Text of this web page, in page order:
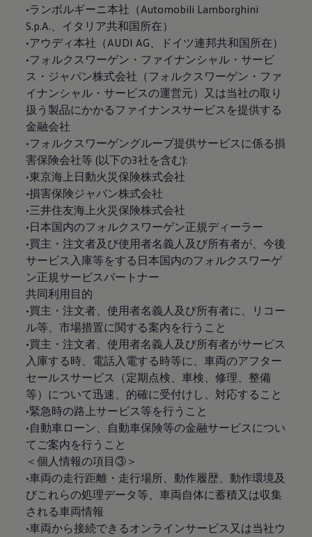
•ランボルギーニ本社（Automobili Lamborghini
S.p.A.、イタリア共和国所在）
•アウディ本社（AUDI AG、ドイツ連邦共和国所在）
•フォルクスワーゲン・ファイナンシャル・サービ
ス・ジャパン株式会社（フォルクスワーゲン・ファ
イナンシャル・サービスの運営元）又は当社の取り
扱う製品にかかるファイナンスサービスを提供する
金融会社
•フォルクスワーゲングループ提供サービスに係る損
害保険会社等 (以下の3社を含む):
•東京海上日動火災保険株式会社
•損害保険ジャパン株式会社
•三井住友海上火災保険株式会社
•日本国内のフォルクスワーゲン正規ディーラー
•買主・注文者及び使用者名義人及び所有者が、今後
サービス入庫等をする日本国内のフォルクスワーゲ
ン正規サービスパートナー
共同利用目的
•買主・注文者、使用者名義人及び所有者に、リコー
ル等、市場措置に関する案内を行うこと
•買主・注文者、使用者名義人及び所有者がサービス
入庫する時、電話入電する時等に、車両のアフター
セールスサービス（定期点検、車検、修理、整備
等）について迅速、的確に受付けし、対応すること
•緊急時の路上サービス等を行うこと
•自動車ローン、自動車保険等の金融サービスについ
てご案内を行うこと
＜個人情報の項目③＞
•車両の走行距離・走行場所、動作履歴、動作環境及
びこれらの処理データ等、車両自体に蓄積又は収集
される車両情報
•車両から接続できるオンラインサービス又は当社ウ